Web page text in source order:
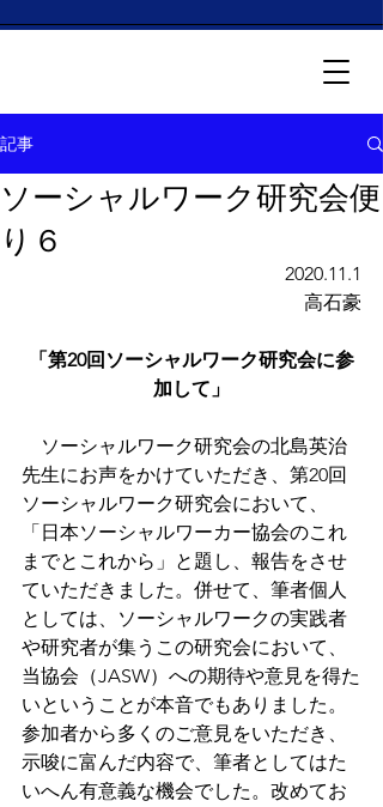
記事
ソーシャルワーク研究会便
り６
2020.11.1
高石豪
「第20回ソーシャルワーク研究会に参
加して」
ソーシャルワーク研究会の北島英治
先生にお声をかけていただき、第20回
ソーシャルワーク研究会において、
「日本ソーシャルワーカー協会のこれ
までとこれから」と題し、報告をさせ
ていただきました。併せて、筆者個人
としては、ソーシャルワークの実践者
や研究者が集うこの研究会において、
当協会（JASW）への期待や意見を得た
いということが本音でもありました。
参加者から多くのご意見をいただき、
示唆に富んだ内容で、筆者としてはた
いへん有意義な機会でした。改めてお